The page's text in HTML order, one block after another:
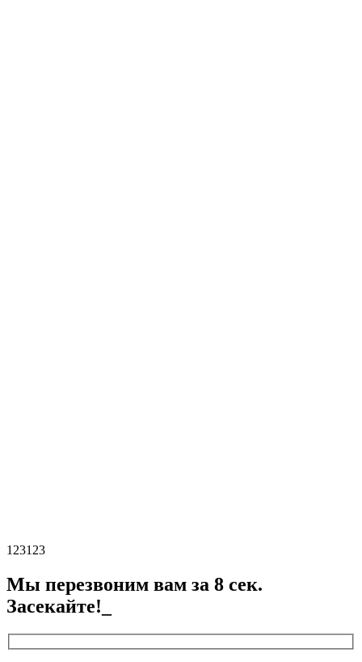
123123
Мы перезвоним вам за 8 сек.
Засекайте!_